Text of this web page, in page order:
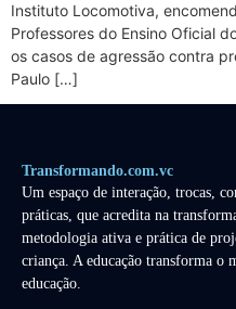
Instituto Locomotiva,
Professores do Ensino Oficial
os casos de agressão contra
Paulo […]
Transformando.com.vc
Um espaço de interação, trocas,
práticas, que acredita na
metodologia ativa e prática de
criança. A educação transforma o
educação.